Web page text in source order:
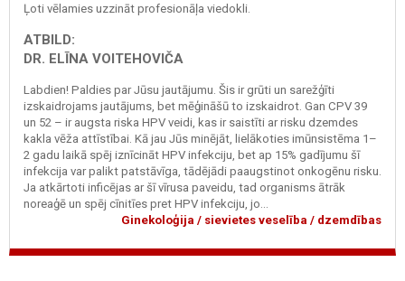
Ļoti vēlamies uzzināt profesionāļa viedokli.
ATBILD:
DR. ELĪNA VOITEHOVIČA
Labdien! Paldies par Jūsu jautājumu. Šis ir grūti un sarežģīti
izskaidrojams jautājums, bet mēģināšū to izskaidrot. Gan CPV 39
un 52 – ir augsta riska HPV veidi, kas ir saistīti ar risku dzemdes
kakla vēža attīstībai. Kā jau Jūs minējāt, lielākoties imūnsistēma 1–
2 gadu laikā spēj iznīcināt HPV infekciju, bet ap 15% gadījumu šī
infekcija var palikt patstāvīga, tādējādi paaugstinot onkogēnu risku.
Ja atkārtoti inficējas ar šī vīrusa paveidu, tad organisms ātrāk
noreaģē un spēj cīnitīes pret HPV infekciju, jo...
Ginekoloģija / sievietes veselība / dzemdības